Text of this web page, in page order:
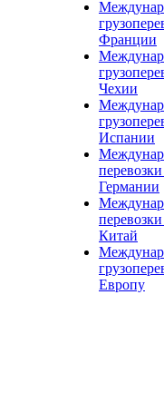
Франции
Чехии
Испании
Германии
Китай
Европу